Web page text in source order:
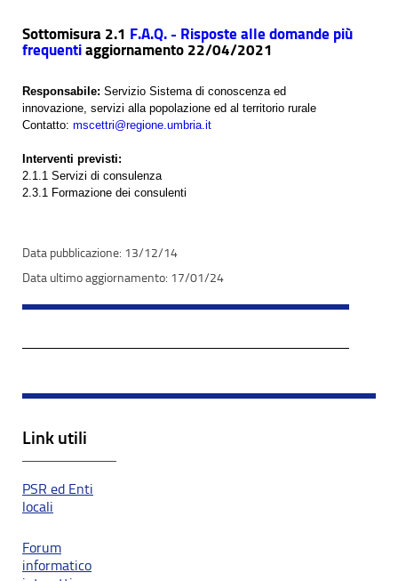
Sottomisura 2.1 F.A.Q. - Risposte alle domande più
frequenti aggiornamento 22/04/2021
Responsabile: Servizio Sistema di conoscenza ed
innovazione, servizi alla popolazione ed al territorio rurale
Contatto: mscettri@regione.umbria.it
Interventi previsti:
2.1.1 Servizi di consulenza
2.3.1 Formazione dei consulenti
13/12/14
17/01/24
Link utili
PSR ed Enti
locali
Forum
informatico